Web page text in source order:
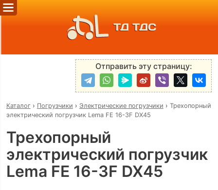
ТД ТДС
Отправить эту страницу:
Каталог› Погрузчики › Электрические погрузчики › Трехопорный
электрический погрузчик Lema FE 16-3F DX45
Трехопорный
электрический погрузчик
Lema FE 16-3F DX45